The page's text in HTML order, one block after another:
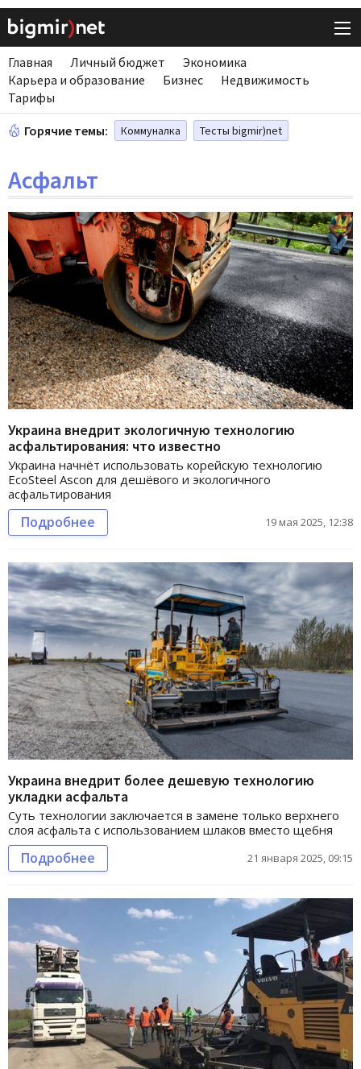
Главная Личный бюджет
Экономика
Карьера и образование
Бизнес
Недвижимость
Тарифы
Горячие темы: Коммуналка Тесты bigmir)net
Асфальт
Украина внедрит экологичную технологию
асфальтирования: что известно
Украина начнёт использовать корейскую технологию
EcoSteel Ascon для дешёвого и экологичного
асфальтирования
Подробнее 19 мая 2025, 12:38
Украина внедрит более дешевую технологию
укладки асфальта
Суть технологии заключается в замене только верхнего
слоя асфальта с использованием шлаков вместо щебня
Подробнее 21 января 2025, 09:15